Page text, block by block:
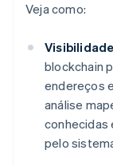
Veja como:
blockchain
endereços
análise
conhecidas
pelo